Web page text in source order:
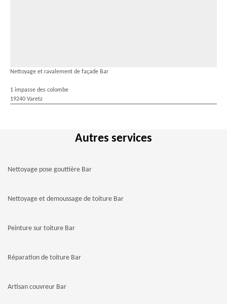
Nettoyage et ravalement de façade Bar
1 impasse des colombe
19240 Varetz
Autres services
Nettoyage pose gouttière Bar
Nettoyage et demoussage de toiture Bar
Peinture sur toiture Bar
Réparation de toiture Bar
Artisan couvreur Bar